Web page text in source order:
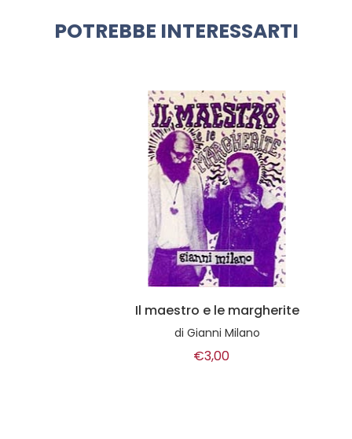
POTREBBE INTERESSARTI
Il maestro e le margherite
Gianni Milano